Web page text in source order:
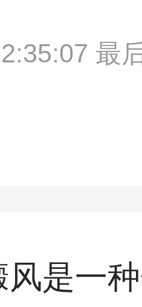
最
是一